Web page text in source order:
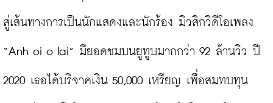
สู่เส้นทางการเป็นนักแสดงและนักร้อง มิวสิกวิดีโอเพลง
“Anh oi o lai” มียอดชมบนยูทูบมากกว่า 92 ล้านวิว ปี
2020 เธอได้บริจาคเงิน 50,000 เหรียญ เพื่อสมทบทุน